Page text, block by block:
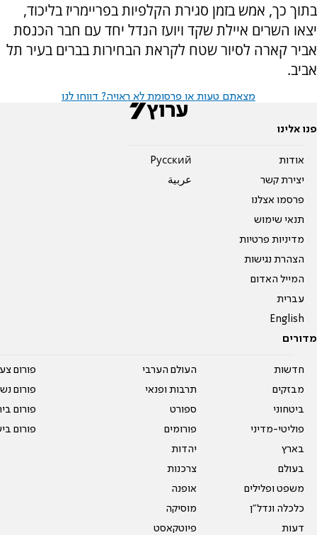
בתוך כך, אמש בזמן סגירת הקלפיות בפריימריז בליכוד,
יצאו השרים איילת שקד ויועז הנדל יחד עם חבר הכנסת
אביר קארה לסיור שטח לקראת הבחירות בברים בעיר תל
אביב.
מצאתם טעות או פרסומת לא ראויה? דווחו לנו
פנו אלינו
אודות
יצירת קשר
פרסמו אצלנו
תנאי שימוש
מדיניות פרטיות
הצהרת נגישות
המייל האדום
עברית
English
Pусский
عربية
מדורים
חדשות
מבזקים
ביטחוני
פוליטי-מדיני
בארץ
בעולם
משפט ופלילים
כלכלה ונדל"ן
דעות
העולם הערבי
תרבות ופנאי
ספורט
פורומים
יהדות
צרכנות
אופנה
מוסיקה
פיוטקאסט
פורום
פורום
פורום
פורום